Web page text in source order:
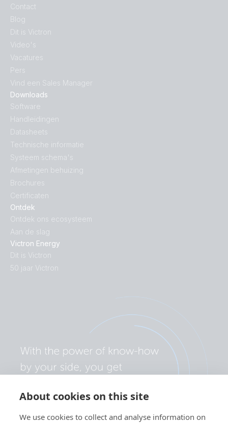
About cookies on this site
We use cookies to collect and analyse information on
Ontdek
Ontdek ons ecosysteem
Aan de slag
Victron Energy
Dit is Victron
50 jaar Victron
Downloads
Software
Handleidingen
Datasheets
Technische informatie
Systeem schema's
Afmetingen behuizing
Brochures
Certificaten
Contact
Blog
Dit is Victron
Video's
Vacatures
Pers
Vind een Sales Manager